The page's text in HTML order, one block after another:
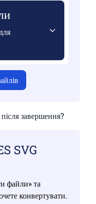
завершення?
SVG
файли» та
конвертувати.